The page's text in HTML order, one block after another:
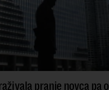
pranje novca pa